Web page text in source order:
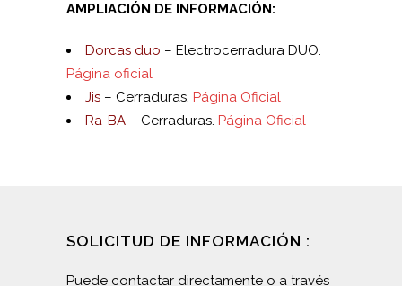
AMPLIACIÓN DE INFORMACIÓN:
Dorcas duo – Electrocerradura DUO.
Página oficial
Jis – Cerraduras. Página Oficial
Ra-BA – Cerraduras. Página Oficial
SOLICITUD DE INFORMACIÓN :
Puede contactar directamente o a través